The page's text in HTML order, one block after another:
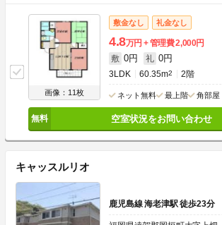
画像：11枚
敷金なし 礼金なし
4.8万円 管理費2,000円
敷 0円 礼 0円
3LDK 60.35m2 2階
ネット無料 最上階 角部屋
空室状況をお問い合わせ
キャッスルリオ
鹿児島線 海老津駅 徒歩23分